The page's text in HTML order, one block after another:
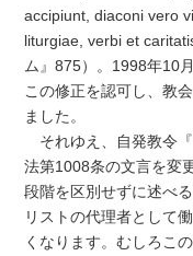
accipiunt, diaconi vero
liturgiae, verbi et
ム』875）。1998年10
この修正を認可し、教
ました。
それゆえ、自発教令
法第1008条の文言を変
段階を区別せずに述べ
リストの代理者として
くなります。むしろこ